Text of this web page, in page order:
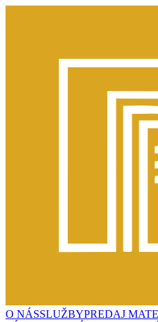
O NÁSSLUŽBYPREDAJ